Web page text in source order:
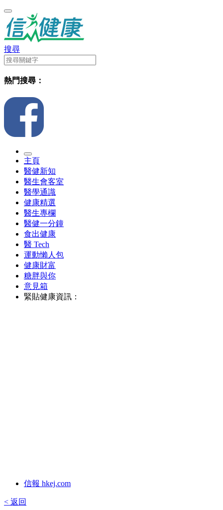
搜尋
熱門搜尋：
主頁
醫健新知
醫生會客室
醫學通識
健康精選
醫生專欄
醫健一分鐘
食出健康
醫 Tech
運動懶人包
健康財富
糖胖與你
意見箱
緊貼健康資訊：
信報 hkej.com
< 返回